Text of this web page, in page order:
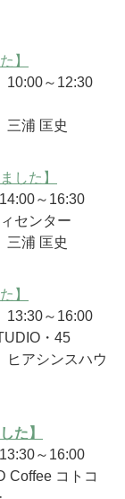
】
～12:30
浦 匡史
した】
～16:30
ンター
浦 匡史
】
～16:00
・45
アシンスハウ
た】
～16:00
コトコ